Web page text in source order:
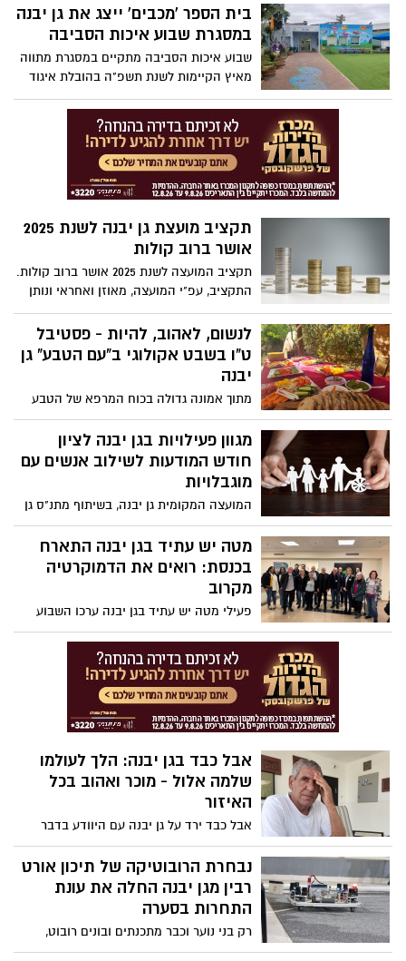
בשבט משותפת ומגוונת של גני הילדים
ותלמידי בתי הספר היסודיים והתיכוניים
בית הספר 'מכבים' ייצג את גן יבנה
במסגרת שבוע איכות הסביבה
שבוע איכות הסביבה מתקיים במסגרת מתווה
מאיץ הקיימות לשנת תשפ"ה בהובלת איגוד
ערים לאיכות הסביבה. בית הספר מכבים גן
יבנה ייצג את היישוב במגוון פעילויות ובתכנית
מיוחדת ליום הקיימות
תקציב מועצת גן יבנה לשנת 2025
אושר ברוב קולות
תקציב המועצה לשנת 2025 אושר ברוב קולות.
התקציב, עפ"י המועצה, מאוזן ואחראי ונותן
מענה לצרכים המשתנים של היישוב בדגש על
החינוך, הניקיון, השירות לתושב והרווחה
לנשום, לאהוב, להיות - פסטיבל
ט"ו בשבט אקולוגי ב"עם הטבע" גן
יבנה
מתוך אמונה גדולה בכוח המרפא של הטבע
ומכיוון שהשנה ט"ו בשבט מתאחד עם חג
האהבה הבינלאומי, מתנדבי "עם הטבע" גן
יבנה הפיקו פסטיבל שישי בוקר של רוגע,
שקט, אהבה ושלווה לגוף ולנפש: לנשום,
ב"עם הטבע" ביום שישי הקרוב (14.2)
מגוון פעילויות בגן יבנה לציון
חודש המודעות לשילוב אנשים עם
מוגבלויות
המועצה המקומית גן יבנה, בשיתוף מתנ"ס גן
יבנה, המחלקה לשירותים חברתיים, אגף
החינוך ובהובלת רכזת משפחות צרכים
מיוחדים, מזמינים את המשפחות המיוחדות
שלנו לקחת חלק בחודש פברואר מלא
בפעילויות וכיף למשפחות עם צרכים מיוחדים
בקהילה
מטה יש עתיד בגן יבנה התארח
בכנסת: רואים את הדמוקרטיה
מקרוב
פעילי מטה יש עתיד בגן יבנה ערכו השבוע
ביקור במשכן הכנסת בירושלים, שם נפגשו עם
ראש האופוזיציה ויו"ר המפלגה, יאיר לפיד,
וחברי כנסת נוספים מהסיעה. הביקור התקיים
כחלק פעילות של המטה להיכרות עם מוסדות
המדינה
אבל כבד בגן יבנה: הלך לעולמו
שלמה אלול - מוכר ואהוב בכל
האיזור
אבל כבד ירד על גן יבנה עם היוודע בדבר
פטירתו של שלמה אלול, תושב הישוב. אלול
התמודד בשבועות האחרונים עם מחלה קשה,
אשר הכריעה אותו הבוקר. הלווייתו תיערך
היום בבית העלמין גן יבנה בשעה 15:00
נבחרת הרובוטיקה של תיכון אורט
רבין מגן יבנה החלה את עונת
התחרות בסערה
רק בני נוער וכבר מתכנתים ובונים רובוט,
מגייסים ספונסרים, עושים שיווק וחושבים